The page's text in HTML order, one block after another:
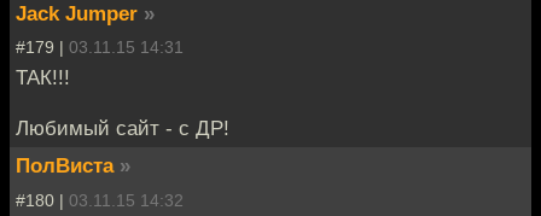
Jack Jumper »
#179 | 03.11.15 14:31
ТАК!!!
Любимый сайт - с ДР!
ПолВиста »
#180 | 03.11.15 14:32